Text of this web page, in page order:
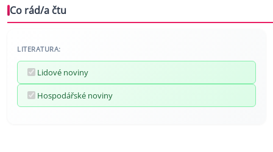
Co rád/a čtu
LITERATURA:
Lidové noviny
Hospodářské noviny